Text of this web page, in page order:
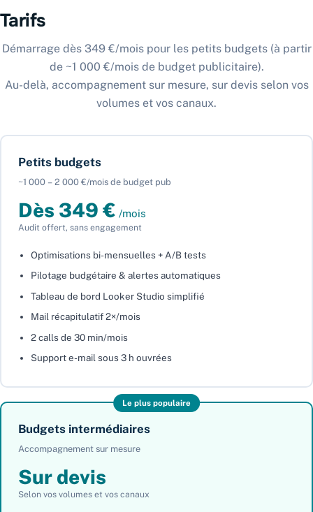
Tarifs
Démarrage dès 349 €/mois pour les petits budgets (à partir
de ~1 000 €/mois de budget publicitaire).
Au-delà, accompagnement sur mesure, sur devis selon vos
volumes et vos canaux.
Petits budgets
~1 000 – 2 000 €/mois de budget pub
Dès 349 € /mois
Audit offert, sans engagement
Optimisations bi-mensuelles + A/B tests
Pilotage budgétaire & alertes automatiques
Tableau de bord Looker Studio simplifié
Mail récapitulatif 2×/mois
2 calls de 30 min/mois
Support e-mail sous 3 h ouvrées
Le plus populaire
Budgets intermédiaires
Accompagnement sur mesure
Sur devis
Selon vos volumes et vos canaux